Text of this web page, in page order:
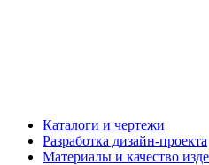
Каталоги и чертежи
Разработка дизайн-проекта
Материалы и качество